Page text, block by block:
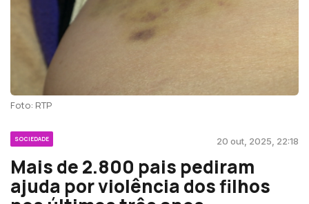
Foto: RTP
SOCIEDADE 20 out, 2025, 22:18
Mais de 2.800 pais pediram
ajuda por violência dos filhos